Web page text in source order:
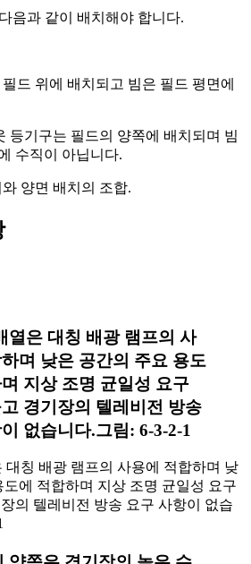
음과 같이 배치해야 합니다.
드 위에 배치되고 빔은 필드 평면에
등기구는 필드의 양쪽에 배치되며 빔
수직이 아닙니다.
양면 배치의 조합.
열은 대칭 배광 램프의 사
며 낮은 공간의 주요 용도
지상 조명 균일성 요구
경기장의 텔레비전 방송
없습니다.그림: 6-3-2-1